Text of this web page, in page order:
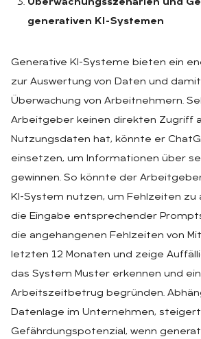
Überwachungsszenarien und
generativen KI-Systemen
Generative KI-Systeme bieten ein
zur Auswertung von Daten und
Überwachung von Arbeitnehmern.
Arbeitgeber keinen direkten Zugriff
Nutzungsdaten hat, könnte er
einsetzen, um Informationen über
gewinnen. So könnte der
KI-System nutzen, um Fehlzeiten zu
die Eingabe entsprechender
die angehangenen Fehlzeiten von
letzten 12 Monaten und zeige
das System Muster erkennen und
Arbeitszeitbetrug begründen.
Datenlage im Unternehmen, steigert
Gefährdungspotenzial, wenn